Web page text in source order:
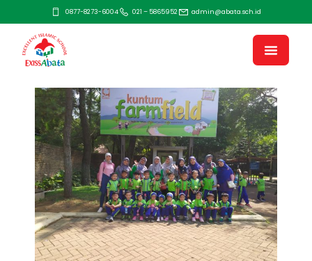
0877-8273-6004 021 – 5865952 admin@abata.sch.id